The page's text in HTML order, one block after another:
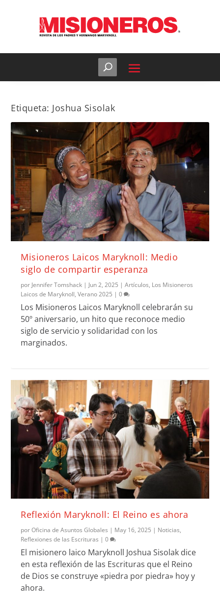
Etiqueta: Joshua Sisolak
Misioneros Laicos Maryknoll: Medio
siglo de compartir esperanza
por Jennifer Tomshack | Jun 2, 2025 |Artículos, Los Misioneros
Laicos de Maryknoll,Verano 2025 |0
Los Misioneros Laicos Maryknoll celebrarán su
50º aniversario, un hito que reconoce medio
siglo de servicio y solidaridad con los
marginados.
Reflexión Maryknoll: El Reino es ahora
porOficina de Asuntos Globales | May 16, 2025 | Noticias,
Reflexiones de las Escrituras |0
El misionero laico Maryknoll Joshua Sisolak dice
en esta reflexión de las Escrituras que el Reino
de Dios se construye «piedra por piedra» hoy y
ahora.